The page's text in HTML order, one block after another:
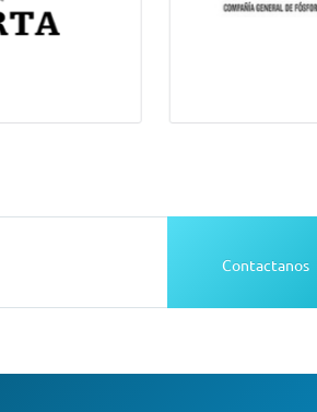
Contactanos